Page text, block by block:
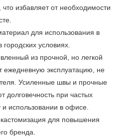
избавляет от необходимости
для использования в
городских условиях.
из прочной, но легкой
ежедневную эксплуатацию, не
Усиленные швы и прочные
долговечность при частых
и использовании в офисе.
для повышения
бренда.